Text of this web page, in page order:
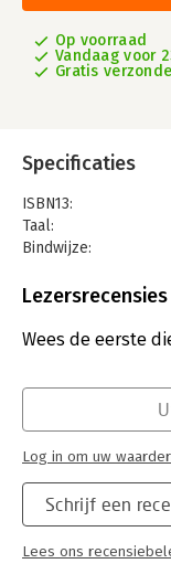
Op voorraad
Vandaag voor
Gratis
Specificaties
ISBN13:
Taal:
Bindwijze:
Uitgever:
Lezersrecensies
Wees de eerste
Schrijf een
Lees ons
Log in om uw